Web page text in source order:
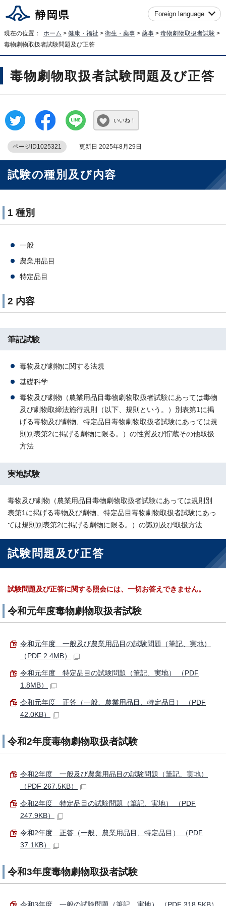
Foreign language
現在の位置： ホーム > 健康・福祉 > 衛生・薬事 > 薬事 > 毒物劇物取扱者試験 >
毒物劇物取扱者試験問題及び正答
毒物劇物取扱者試験問題及び正答
いいね！
ページID1025321 更新日 2025年8月29日
試験の種別及び内容
1 種別
一般
農業用品目
特定品目
2 内容
筆記試験
毒物及び劇物に関する法規
基礎科学
毒物及び劇物（農業用品目毒物劇物取扱者試験にあっては毒物
及び劇物取締法施行規則（以下、規則という。）別表第1に掲
げる毒物及び劇物、特定品目毒物劇物取扱者試験にあっては規
則別表第2に掲げる劇物に限る。）の性質及び貯蔵その他取扱
方法
実地試験
毒物及び劇物（農業用品目毒物劇物取扱者試験にあっては規則別
表第1に掲げる毒物及び劇物、特定品目毒物劇物取扱者試験にあっ
ては規則別表第2に掲げる劇物に限る。）の識別及び取扱方法
試験問題及び正答
試験問題及び正答に関する照会には、一切お答えできません。
令和元年度毒物劇物取扱者試験
令和元年度 一般及び農業用品目の試験問題（筆記、実地）
（PDF 2.4MB）
令和元年度 特定品目の試験問題（筆記、実地） （PDF
1.8MB）
令和元年度 正答（一般、農業用品目、特定品目） （PDF
42.0KB）
令和2年度毒物劇物取扱者試験
令和2年度 一般及び農業用品目の試験問題（筆記、実地）
（PDF 267.5KB）
令和2年度 特定品目の試験問題（筆記、実地） （PDF
247.9KB）
令和2年度 正答（一般、農業用品目、特定品目） （PDF
37.1KB）
令和3年度毒物劇物取扱者試験